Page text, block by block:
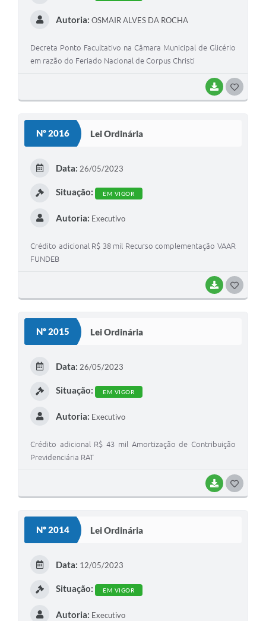
BAIXAR
Autoria: OSMAIR ALVES DA ROCHA
Decreta Ponto Facultativo na Câmara Municipal de Glicério
em razão do Feriado Nacional de Corpus Christi
Nº 2016 Lei Ordinária
BAIXAR
Data: 26/05/2023
Situação: EM VIGOR
Autoria: Executivo
Crédito adicional R$ 38 mil Recurso complementação VAAR
FUNDEB
Nº 2015 Lei Ordinária
BAIXAR
Data: 26/05/2023
Situação: EM VIGOR
Autoria: Executivo
Crédito adicional R$ 43 mil Amortização de Contribuição
Previdenciária RAT
Nº 2014 Lei Ordinária
Data: 12/05/2023
Situação: EM VIGOR
Autoria: Executivo